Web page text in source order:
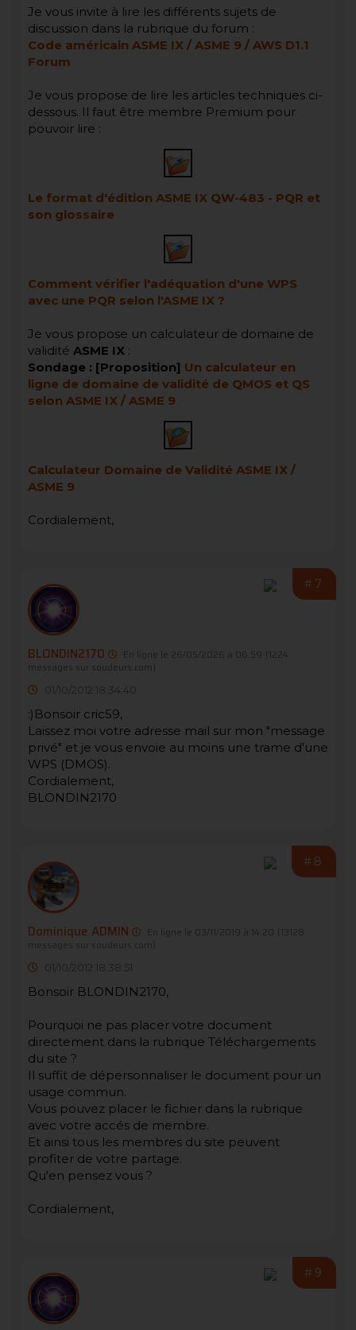
Je vous invite à lire les différents sujets de
discussion dans la rubrique du forum :
Code américain ASME IX / ASME 9 / AWS D1.1
Forum
Je vous propose de lire les articles techniques ci-
dessous. Il faut être membre Premium pour
pouvoir lire :
Le format d'édition ASME IX QW-483 - PQR et
son glossaire
Comment vérifier l'adéquation d'une WPS
avec une PQR selon l'ASME IX ?
Je vous propose un calculateur de domaine de
validité ASME IX :
Sondage : [Proposition] Un calculateur en
ligne de domaine de validité de QMOS et QS
selon ASME IX / ASME 9
Calculateur Domaine de Validité ASME IX /
ASME 9
Cordialement,
#7
BLONDIN2170 En ligne le 26/05/2026 à 06:59
(1224
messages sur soudeurs.com)
01/10/2012 18:34:40
:)Bonsoir cric59,
Laissez moi votre adresse mail sur mon "message
privé" et je vous envoie au moins une trame d'une
WPS (DMOS).
Cordialement,
BLONDIN2170
#8
Dominique ADMIN En ligne le 03/11/2019 à 14:20
(13128
messages sur soudeurs.com)
01/10/2012 18:38:51
Bonsoir BLONDIN2170,
Pourquoi ne pas placer votre document
directement dans la rubrique Téléchargements
du site ?
Il suffit de dépersonnaliser le document pour un
usage commun.
Vous pouvez placer le fichier dans la rubrique
avec votre accés de membre.
Et ainsi tous les membres du site peuvent
profiter de votre partage.
Qu'en pensez vous ?
Cordialement,
#9